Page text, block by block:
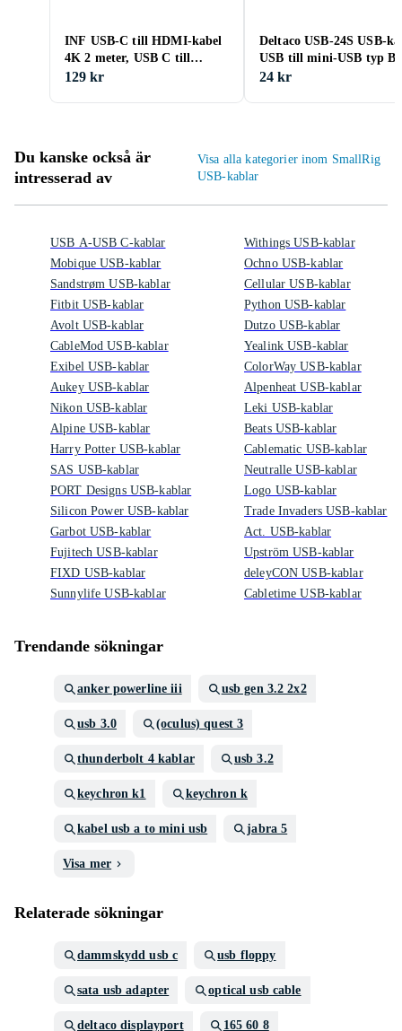
INF USB-C till HDMI-kabel
4K 2 meter, USB C till
HDMI-kabel, UHD 4K 30Hz,
129 kr
Deltaco USB-24S USB-
USB till mini-USB typ B
24 kr
Du kanske också är
intresserad av
Visa alla kategorier inom SmallRig
USB-kablar
USB A-USB C-kablar
Mobique USB-kablar
Sandstrøm USB-kablar
Fitbit USB-kablar
Avolt USB-kablar
CableMod USB-kablar
Exibel USB-kablar
Aukey USB-kablar
Nikon USB-kablar
Alpine USB-kablar
Harry Potter USB-kablar
SAS USB-kablar
PORT Designs USB-kablar
Silicon Power USB-kablar
Garbot USB-kablar
Fujitech USB-kablar
FIXD USB-kablar
Sunnylife USB-kablar
Withings USB-kablar
Ochno USB-kablar
Cellular USB-kablar
Python USB-kablar
Dutzo USB-kablar
Yealink USB-kablar
ColorWay USB-kablar
Alpenheat USB-kablar
Leki USB-kablar
Beats USB-kablar
Cablematic USB-kablar
Neutralle USB-kablar
Logo USB-kablar
Trade Invaders USB-kablar
Act. USB-kablar
Upström USB-kablar
deleyCON USB-kablar
Cabletime USB-kablar
Trendande sökningar
anker powerline iii usb gen 3.2 2x2
usb 3.0 (oculus) quest 3
thunderbolt 4 kablar usb 3.2
keychron k1 keychron k
kabel usb a to mini usb jabra 5
Visa mer
Relaterade sökningar
dammskydd usb c usb floppy
sata usb adapter optical usb cable
deltaco displayport 165 60 8